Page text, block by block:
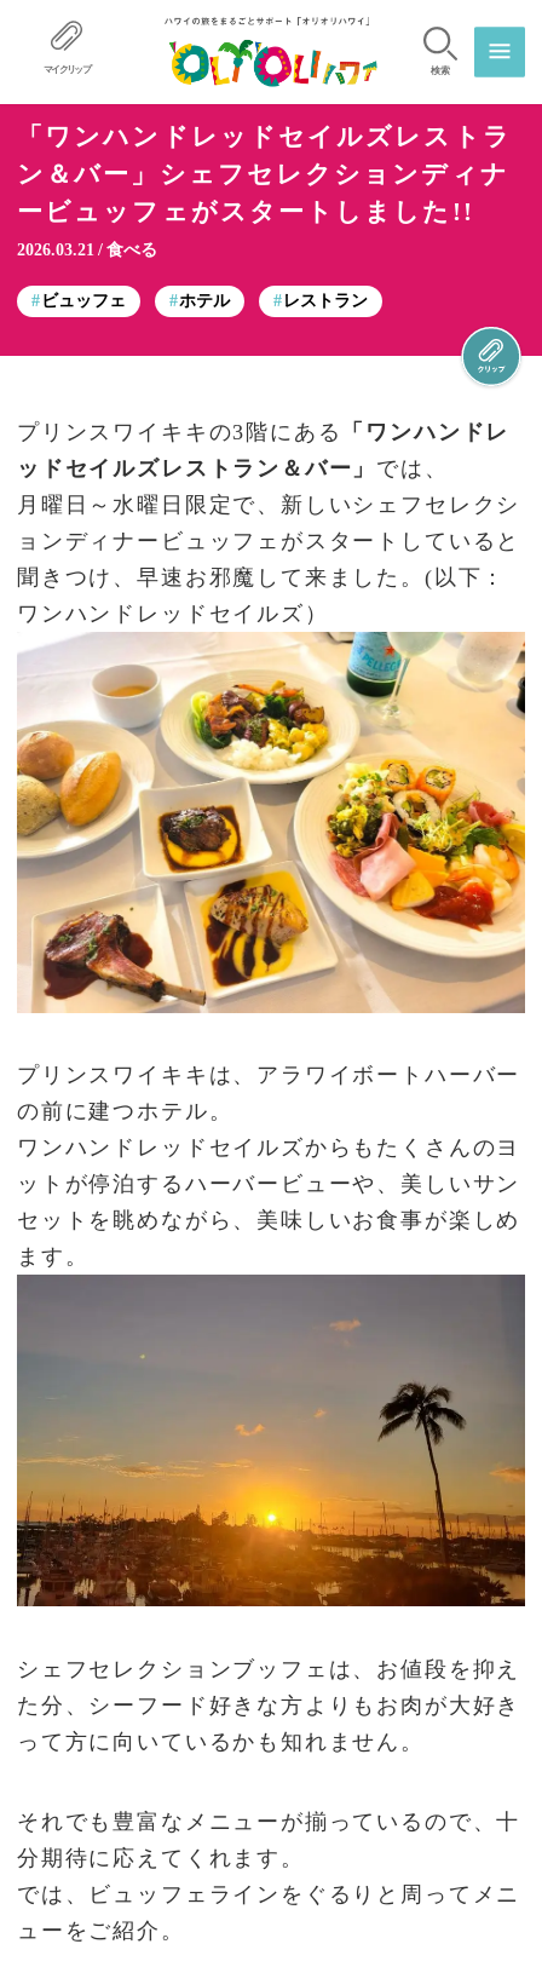
マイクリップ 検索
「ワンハンドレッドセイルズレストラ
ン＆バー」シェフセレクションディナ
ービュッフェがスタートしました!!
2026.03.21 食べる
ビュッフェ ホテル レストラン
プリンスワイキキの3階にある
「ワンハンドレ
ッドセイルズレストラン＆バー」 では、
月曜日～水曜日限定で、新しいシェフセレクシ
ョンディナービュッフェがスタートしていると
聞きつけ、早速お邪魔して来ました。(以下：
ワンハンドレッドセイルズ）
プリンスワイキキは、アラワイボートハーバー
の前に建つホテル。
ワンハンドレッドセイルズからもたくさんのヨ
ットが停泊するハーバービューや、美しいサン
セットを眺めながら、美味しいお食事が楽しめ
ます。
シェフセレクションブッフェは、お値段を抑え
た分、シーフード好きな方よりもお肉が大好き
って方に向いているかも知れません。
それでも豊富なメニューが揃っているので、十
分期待に応えてくれます。
では、ビュッフェラインをぐるりと周ってメニ
ューをご紹介。